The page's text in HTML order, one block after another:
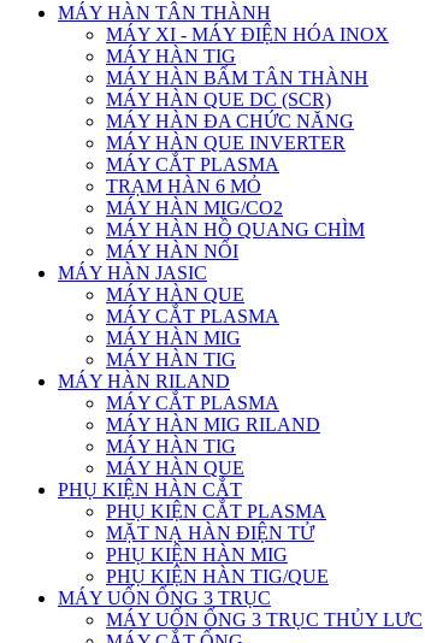
MÁY HÀN TÂN THÀNH
MÁY XI - MÁY ĐIỆN HÓA INOX
MÁY HÀN TIG
MÁY HÀN BẤM TÂN THÀNH
MÁY HÀN QUE DC (SCR)
MÁY HÀN ĐA CHỨC NĂNG
MÁY HÀN QUE INVERTER
MÁY CẮT PLASMA
TRẠM HÀN 6 MỎ
MÁY HÀN MIG/CO2
MÁY HÀN HỒ QUANG CHÌM
MÁY HÀN NỐI
MÁY HÀN JASIC
MÁY HÀN QUE
MÁY CẮT PLASMA
MÁY HÀN MIG
MÁY HÀN TIG
MÁY HÀN RILAND
MÁY CẮT PLASMA
MÁY HÀN MIG RILAND
MÁY HÀN TIG
MÁY HÀN QUE
PHỤ KIỆN HÀN CẮT
PHỤ KIỆN CẮT PLASMA
MẶT NẠ HÀN ĐIỆN TỬ
PHỤ KIỆN HÀN MIG
PHỤ KIỆN HÀN TIG/QUE
MÁY UỐN ỐNG 3 TRỤC
MÁY UỐN ỐNG 3 TRỤC THỦY LƯC